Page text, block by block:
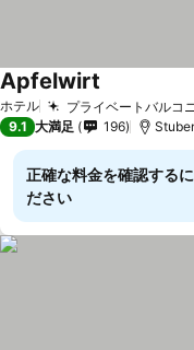
ホテル プライベートバルコ
Apfelwirt
9.1 大満足 196
正確な料金を確認する
ださい